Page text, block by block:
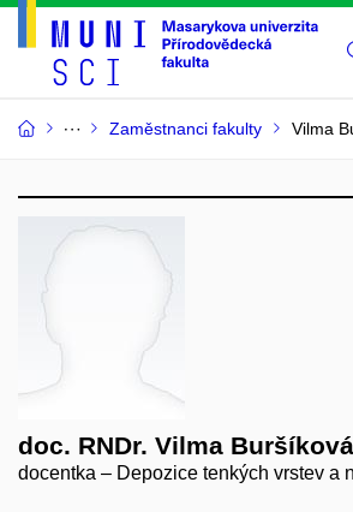
Zaměstnanci fakulty Vilma
doc. RNDr. Vilma
docentka – Depozice tenkých vrstev a